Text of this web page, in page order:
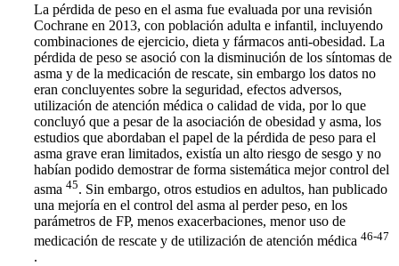
La pérdida de peso en el asma fue evaluada por una revisión
Cochrane en 2013, con población adulta e infantil, incluyendo
combinaciones de ejercicio, dieta y fármacos anti-obesidad. La
pérdida de peso se asoció con la disminución de los síntomas de
asma y de la medicación de rescate, sin embargo los datos no
eran concluyentes sobre la seguridad, efectos adversos,
utilización de atención médica o calidad de vida, por lo que
concluyó que a pesar de la asociación de obesidad y asma, los
estudios que abordaban el papel de la pérdida de peso para el
asma grave eran limitados, existía un alto riesgo de sesgo y no
habían podido demostrar de forma sistemática mejor control del
asma 45. Sin embargo, otros estudios en adultos, han publicado
una mejoría en el control del asma al perder peso, en los
parámetros de FP, menos exacerbaciones, menor uso de
medicación de rescate y de utilización de atención médica 46-47
.